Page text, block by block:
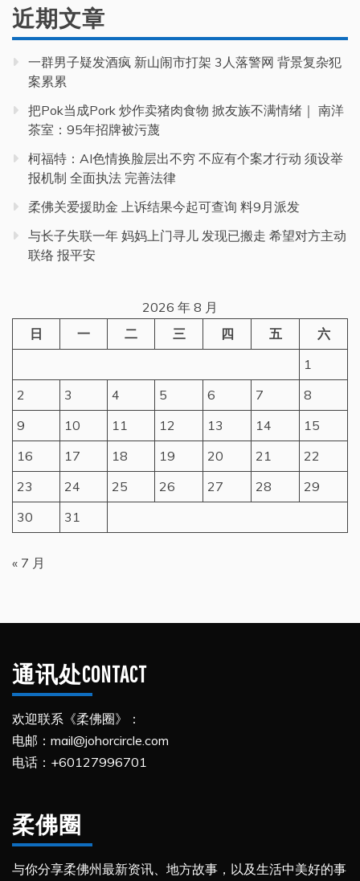
近期文章
一群男子疑发酒疯 新山闹市打架 3人落警网 背景复杂犯
案累累
把Pok当成Pork 炒作卖猪肉食物 掀友族不满情绪｜ 南洋
茶室：95年招牌被污蔑
柯福特：AI色情换脸层出不穷 不应有个案才行动 须设举
报机制 全面执法 完善法律
柔佛关爱援助金 上诉结果今起可查询 料9月派发
与长子失联一年 妈妈上门寻儿 发现已搬走 希望对方主动
联络 报平安
2026 年 8 月
日
一 二 三 四 五
六
1
2
3 4 5 6 7
8
9
10 11 12 13 14
15
16
17 18 19 20 21
22
23
24 25 26 27 28
29
30
31
« 7 月
通讯处CONTACT
欢迎联系《柔佛圈》：
电邮：mail@johorcircle.com
电话：+60127996701
柔佛圈
与你分享柔佛州最新资讯、地方故事，以及生活中美好的事